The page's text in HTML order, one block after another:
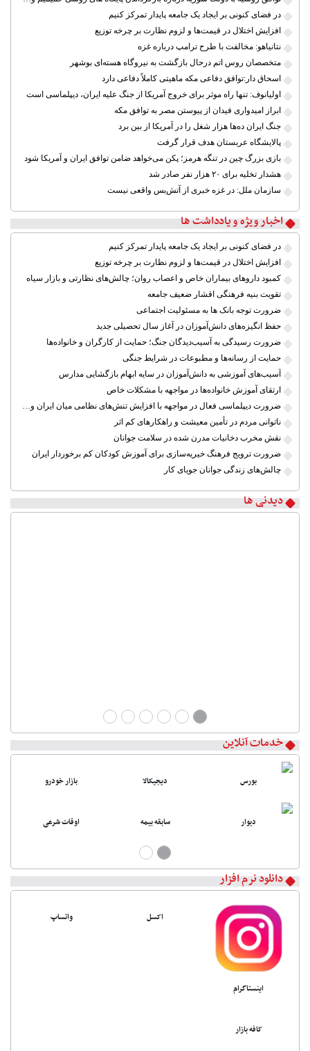
در فضای کنونی بر ایجاد یک جامعه پایدار تمرکز کنیم
افزایش اختلال در قیمت‌ها و لزوم نظارت بر چرخه توزیع
نتانیاهو: مخالفت با طرح ترامپ درباره غزه
متخصصان روس اتم درحال بازگشت به نیروگاه هسته‌ای بوشهر
اسحاق دار:توافق دفاعی مکه ماهیتی کاملاً دفاعی دارد
اولیانوف: تنها راه موثر برای خروج آمریکا از جنگ علیه ایران، دیپلماسی است
ابراز امیدواری فیدان از پیوستن مصر به توافق مکه
جنگ ایران ده‌ها هزار شغل را در آمریکا از بین برد
پالایشگاه عربستان هدف قرار گرفت
بازی بزرگ چین در تنگه هرمز؛ پکن می‌خواهد ضامن توافق ایران و آمریکا شود
هشدار تخلیه برای ۲۰ هزار نفر صادر شد
سازمان ملل: در غزه خبری از آتش‌بس واقعی نیست
اخبار ویژه و یادداشت ها
در فضای کنونی بر ایجاد یک جامعه پایدار تمرکز کنیم
افزایش اختلال در قیمت‌ها و لزوم نظارت بر چرخه توزیع
کمبود داروهای بیماران خاص و اعصاب روان؛ چالش‌های نظارتی و بازار سیاه
تقویت بنیه فرهنگی اقشار ضعیف جامعه
ضرورت توجه بانک ها به مسئولیت اجتماعی
حفظ انگیزه‌های دانش‌آموزان در آغاز سال تحصیلی جدید
ضرورت رسیدگی به آسیب‌دیدگان جنگ؛ حمایت از کارگران و خانواده‌ها
حمایت از رسانه‌ها و مطبوعات در شرایط جنگی
آسیب‌های آموزشی به دانش‌آموزان در سایه ابهام بازگشایی مدارس
ارتقای آموزش خانواده‌ها در مواجهه با مشکلات خاص
ضرورت دیپلماسی فعال در مواجهه با افزایش تنش‌های نظامی میان ایران و آمریکا
ناتوانی مردم در تأمین معیشت و راهکارهای کم اثر
نقش مخرب دخانیات مدرن شده در سلامت جوانان
ضرورت ترویج فرهنگ خیریه‌سازی برای آموزش کودکان کم برخوردار ایران
چالش‌های زندگی جوانان جویای کار
دیدنی ها
خدمات آنلاین
بورس دیجیکالا بازار خودرو
دیوار سابقه بیمه اوقات شرعی
دانلود نرم افزار
اینستاگرام
اکسل واتساپ
کافه بازار